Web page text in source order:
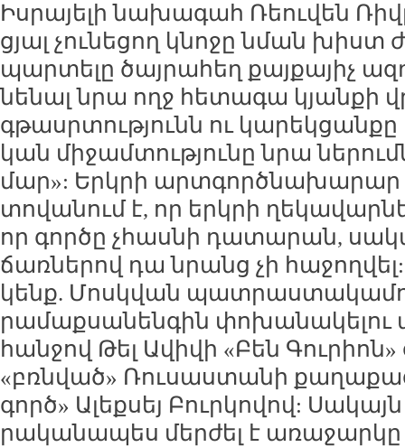
Իս­րա­յե­լի նա­խա­գահ Ռեու­վեն
ցյալ չու­նե­ցող կնո­ջը նման
պար­տե­լը ծայ­րա­հեղ քայ­քա­յիչ
նե­նալ նրա ողջ հե­տա­գա կյան­քի
գթասր­տու­թյունն ու
կան մի­ջամ­տու­թյու­նը նրա
մար»: Երկ­րի արտ­գործ­նա­խա­րար
տո­վա­նում է, որ երկ­րի
որ գոր­ծը չհաս­նի դա­տա­րան,
ճառ­նե­րով դա նրանց չի
կենք. Մոսկ­վան
րա­մաք­սա­նեն­գին
հան­ջով Թել Ա­վի­վի «Բեն
«բռն­ված» Ռու­սաս­տա­նի
գործ» Ա­լեք­սեյ Բուր­կո­վով:
րա­կա­նա­պես մեր­ժել է